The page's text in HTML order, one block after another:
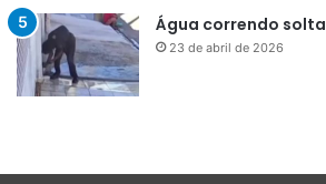
Água correndo solta
23 de abril de 2026